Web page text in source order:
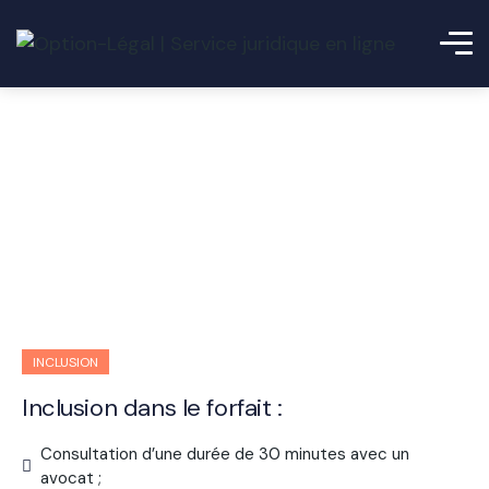
INCLUSION
Inclusion dans le forfait :
Consultation d’une durée de 30 minutes avec un
avocat ;